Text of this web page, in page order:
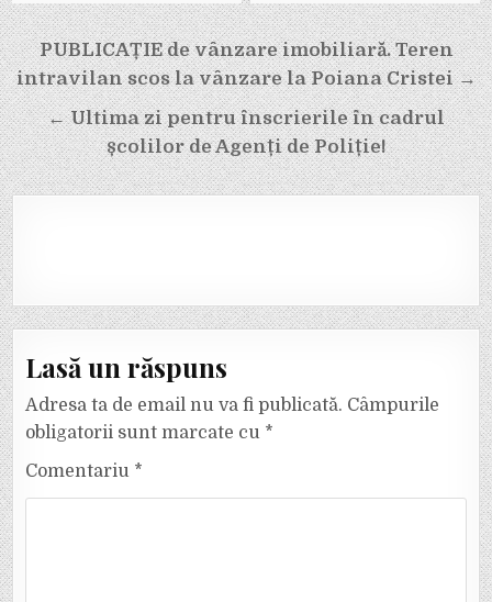
Navigare
în
articole
PUBLICAȚIE de vânzare imobiliară. Teren
intravilan scos la vânzare la Poiana Cristei →
← Ultima zi pentru înscrierile în cadrul
școlilor de Agenți de Poliție!
Lasă un răspuns
Adresa ta de email nu va fi publicată. Câmpurile
obligatorii sunt marcate cu *
Comentariu *